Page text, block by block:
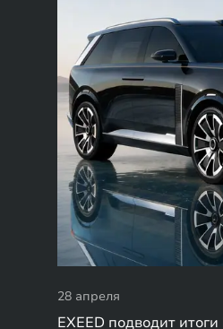
28 апреля
EXEED подводит